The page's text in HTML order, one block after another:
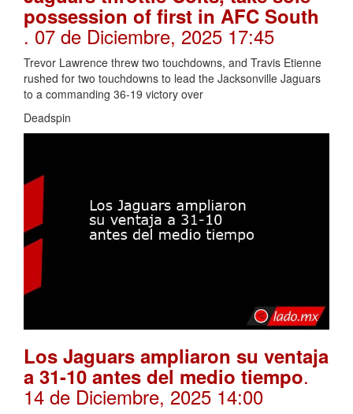
possession of first in AFC South
. 07 de Diciembre, 2025 17:45
Trevor Lawrence threw two touchdowns, and Travis Etienne
rushed for two touchdowns to lead the Jacksonville Jaguars
to a commanding 36-19 victory over
Deadspin
Los Jaguars ampliaron su ventaja
a 31-10 antes del medio tiempo.
14 de Diciembre, 2025 14:00